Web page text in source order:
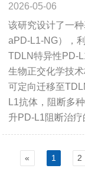
2026-05-06
该研究设计了一
aPD-L1-NG），
TDLN特异性PD-
生物正交化学技
可定向迁移至
L1抗体，阻断多
升PD-L1阻断治疗
« 1 2